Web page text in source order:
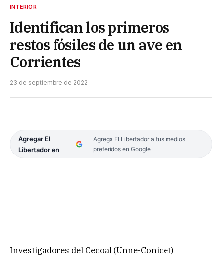
INTERIOR
Identifican los primeros
restos fósiles de un ave en
Corrientes
23 de septiembre de 2022
Agregar El
Libertador en
Agrega El Libertador a tus medios
preferidos en Google
Investigadores del Cecoal (Unne-Conicet)